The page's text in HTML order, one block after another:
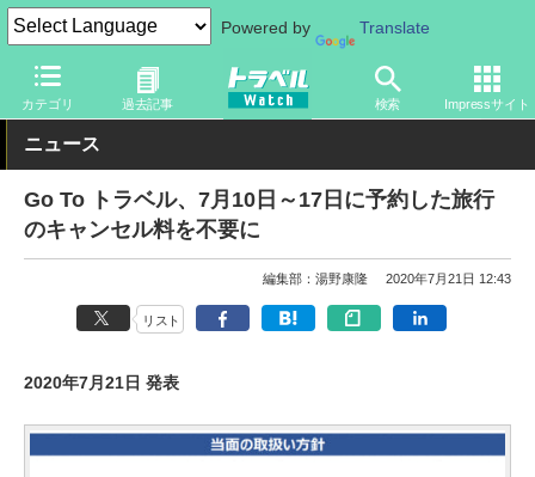
Powered by Translate
カテゴリ 過去記事 検索 Impressサイト
トラベル Watch 企業・政府・官庁 政府・官庁 観光庁
ニュース
Go To トラベル、7月10日～17日に予約した旅行
のキャンセル料を不要に
編集部：湯野康隆 2020年7月21日 12:43
リスト
2020年7月21日 発表